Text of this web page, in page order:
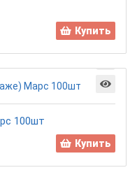
Купить
100шт
Купить